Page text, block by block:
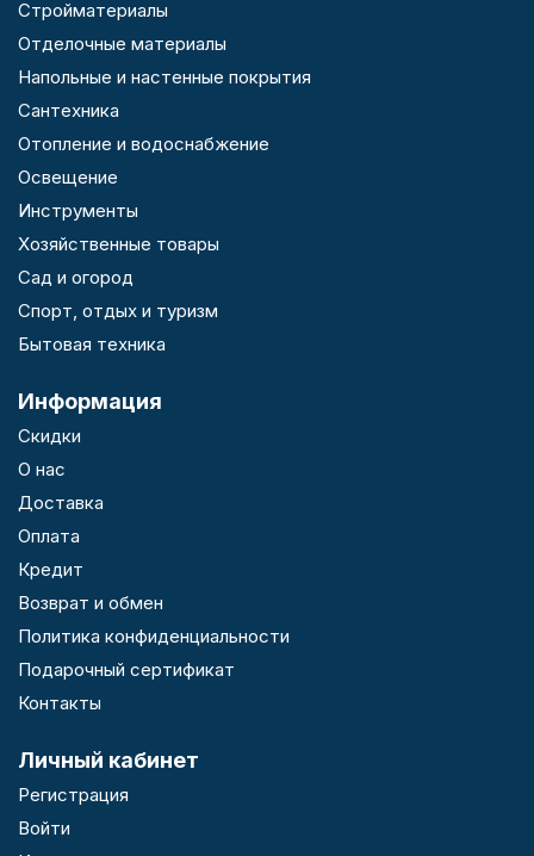
Стройматериалы
Отделочные материалы
Напольные и настенные покрытия
Сантехника
Отопление и водоснабжение
Освещение
Инструменты
Хозяйственные товары
Сад и огород
Спорт, отдых и туризм
Бытовая техника
Информация
Скидки
О нас
Доставка
Оплата
Кредит
Возврат и обмен
Политика конфиденциальности
Подарочный сертификат
Контакты
Личный кабинет
Регистрация
Войти